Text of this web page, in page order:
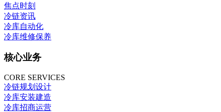
焦点时刻
冷链资讯
冷库自动化
冷库维修保养
核心业务
CORE SERVICES
冷链规划设计
冷库安装建造
冷库招商运营